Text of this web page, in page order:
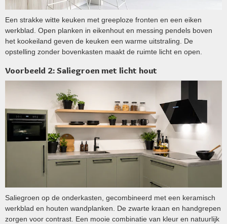
Een strakke witte keuken met greeploze fronten en een eiken
werkblad. Open planken in eikenhout en messing pendels boven
het kookeiland geven de keuken een warme uitstraling. De
opstelling zonder bovenkasten maakt de ruimte licht en open.
Voorbeeld 2: Saliegroen met licht hout
Saliegroen op de onderkasten, gecombineerd met een keramisch
werkblad en houten wandplanken. De zwarte kraan en handgrepen
zorgen voor contrast. Een mooie combinatie van kleur en natuurlijk